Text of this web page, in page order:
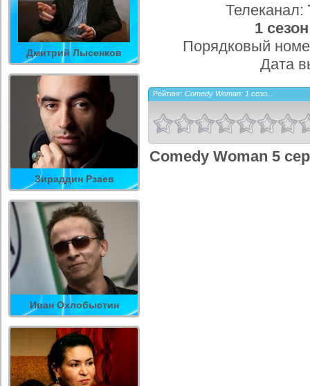
Дмитрий Лысенков
Зираддин Рзаев
Иван Охлобыстин
Телеканал:
1 сезон
Порядковый
Дата
Рейтинг: Comedy Woman: 1 сезо...
Comedy Woman 5